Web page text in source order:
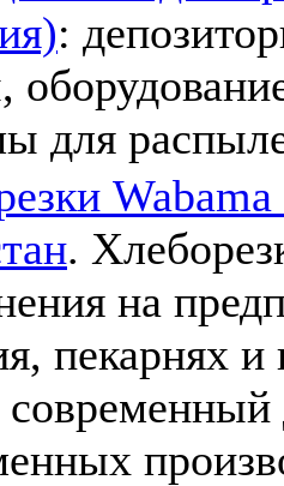
:
для
.
на
пекарнях